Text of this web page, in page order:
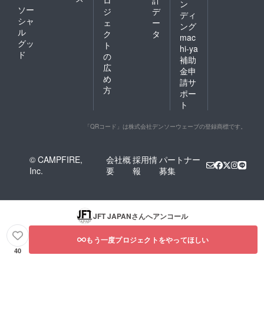
ソー
シャ
ル
グッ
ド
ジ
ェ
ク
ト
の
広
め
方
デ
ー
タ
ン
ディ
ング
mac
hi-ya
補助
金申
請サ
ポー
ト
「QRコード」は株式会社デンソーウェーブの登録商標です。
© CAMPFIRE,
Inc.
会社概
要
採用情
報
パートナー
募集
JFT JAPANさんへアンコール
40
もう一度プロジェクトをやってほしい